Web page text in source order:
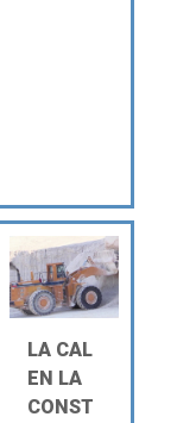
LA CAL
EN LA
CONST